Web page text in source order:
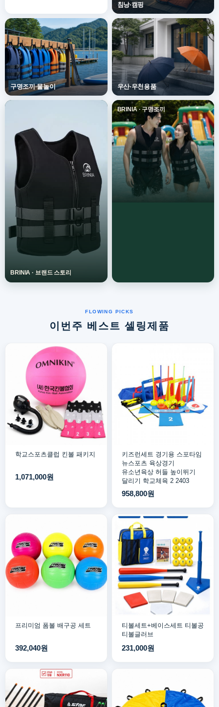
이번주 베스트 셀링제품
학교스포츠클럽 킨볼 패키지
1,071,000원
키즈런세트 경기용 스포타임
뉴스포츠 육상경기
유소년육상 허들 높이뛰기
달리기 학교체육 2 2403
958,800원
프리미엄 폼볼 배구공 세트
392,040원
티볼세트+베이스세트 티볼공
티볼글러브
231,000원